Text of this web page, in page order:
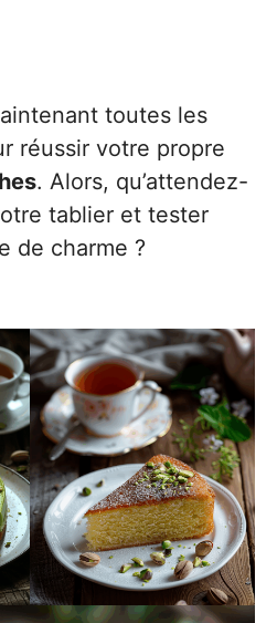
toutes les
réussir votre propre
. Alors, qu’attendez-
tablier et tester
de charme ?